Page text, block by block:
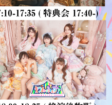
CONTACT